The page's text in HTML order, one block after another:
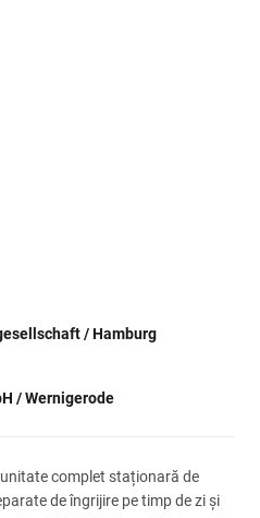
/ Hamburg
/ Wernigerode
complet staționară de
de îngrijire pe timp de zi și